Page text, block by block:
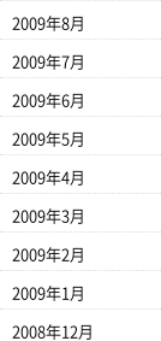
2009年8月
2009年7月
2009年6月
2009年5月
2009年4月
2009年3月
2009年2月
2009年1月
2008年12月